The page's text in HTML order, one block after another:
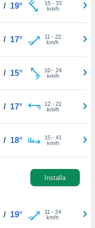
/ 19° 15- 33
km/h
/ 17° 11 - 22
km/h
/ 15° 10- 24
km/h
/ 17° 12- 21
km/h
/ 18° 15- 41
km/h
Installa
/ 19° 11 - 24
km/h